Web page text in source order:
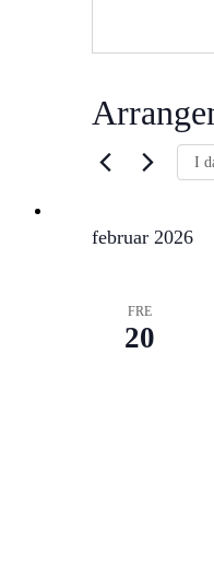
I
februar 2026
FRE
20